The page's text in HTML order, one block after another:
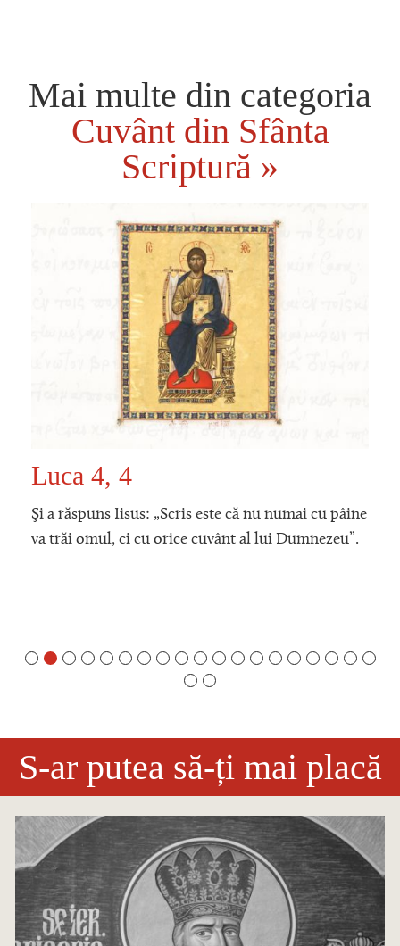
Mai multe din categoria
Cuvânt din Sfânta
Scriptură »
Luca 4, 4
Şi a răspuns Iisus: „Scris este că nu numai cu pâine
va trăi omul, ci cu orice cuvânt al lui Dumnezeu”.
S-ar putea să-ți mai placă